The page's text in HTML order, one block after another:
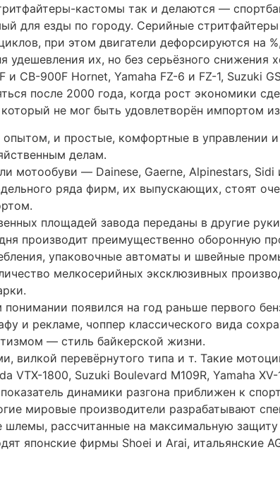
кастомы так и делаются —
для езды по городу. Серийные стритфайтеры
при этом двигатели дефорсируются на
удешевления их, но без серьёзного снижения
CB-900F Hornet, Yamaha FZ-6 и FZ-1, Suzuki
после 2000 года, когда рост экономики
не мог быть удовлетворён импортом
и простые, комфортные в управлении
делам.
мотообуви — Dainese, Gaerne, Alpinestars, Sidi
ряда фирм, их выпускающих, стоят
площадей завода переданы в другие
производит преимущественно оборонную
упаковочные автоматы и швейные
мелкосерийных эксклюзивных
появился на год раньше первого
и рекламе, чоппер классического вида
— стиль байкерской жизни.
вилкой перевёрнутого типа и т. Такие
VTX-1800, Suzuki Boulevard M109R, Yamaha
динамики разгона приближен к
мировые производители разрабатывают
рассчитанные на максимальную защиту
японские фирмы Shoei и Arai, итальянские